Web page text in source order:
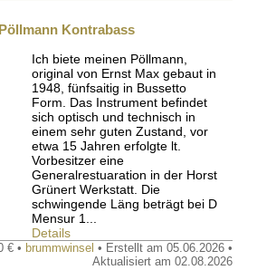
Kontrabass
Ich biete meinen Pöllmann,
original von Ernst Max gebaut in
1948, fünfsaitig in Bussetto
Form. Das Instrument befindet
sich optisch und technisch in
einem sehr guten Zustand, vor
etwa 15 Jahren erfolgte lt.
Vorbesitzer eine
Generalrestuaration in der Horst
Grünert Werkstatt. Die
schwingende Läng beträgt bei D
Mensur 1...
Details
€ • brummwinsel • Erstellt am 05.06.2026 •
Aktualisiert am 02.08.2026